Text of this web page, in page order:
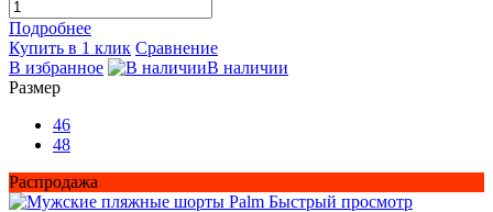
Подробнее
Купить в 1 клик Сравнение
В избранное
В наличии
Размер
46
48
Распродажа
Быстрый просмотр